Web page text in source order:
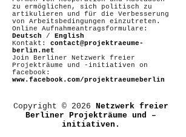
zu ermöglichen, sich politisch zu
artikulieren und für die Verbesserung
von Arbeitsbedingungen einzutreten.
Online Aufnahmeantragsformulare:
Deutsch / English
Kontakt: contact@projektraeume-
berlin.net
Join Berliner Netzwerk freier
Projekträume und -initiativen on
facebook:
www.facebook.com/projektraeumeberlin
Copyright © 2026 Netzwerk freier
Berliner Projekträume und –
initiativen.